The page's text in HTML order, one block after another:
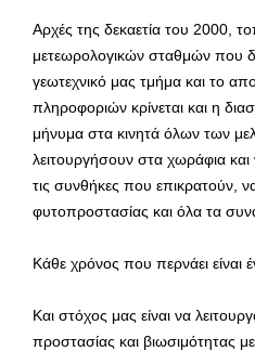
Αρχές της δεκαετία του 2000,
μετεωρολογικών σταθμών που
γεωτεχνικό μας τμήμα και το
πληροφοριών κρίνεται και η
μήνυμα στα κινητά όλων των
λειτουργήσουν στα χωράφια
τις συνθήκες που επικρατούν,
φυτοπροστασίας και όλα τα
Κάθε χρόνος που περνάει είναι
Και στόχος μας είναι να
προστασίας και βιωσιμότητας